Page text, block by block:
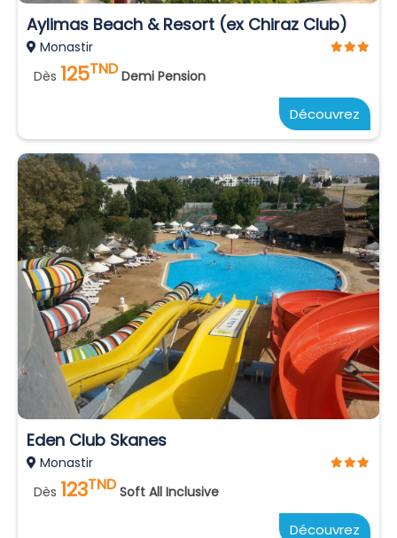
Aylimas Beach & Resort (ex Chiraz Club)
Monastir
Dès 125TND Demi Pension
Découvrez
Eden Club Skanes
Monastir
Dès 123TND Soft All Inclusive
Découvrez